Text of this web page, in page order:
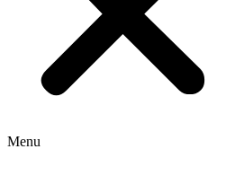
Menu